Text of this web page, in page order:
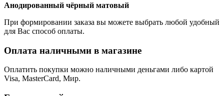
Анодированный чёрный матовый
При формировании заказа вы можете выбрать любой удобный
для Вас способ оплаты.
Оплата наличными в магазине
Оплатить покупки можно наличными деньгами либо картой
Visa, MasterCard, Мир.